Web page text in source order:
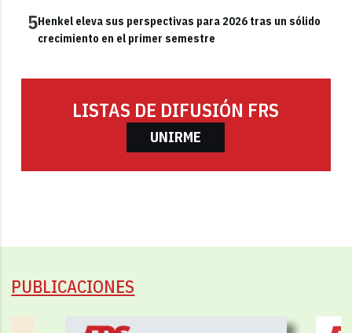
5Henkel eleva sus perspectivas para 2026 tras un sólido
crecimiento en el primer semestre
LISTAS DE DIFUSIÓN FRS
UNIRME
PUBLICACIONES